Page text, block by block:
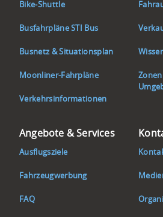
Bike-Shuttle
Busfahrpläne STI Bus
Busnetz & Situationsplan
Moonliner-Fahrpläne
Verkehrsinformationen
Angebote & Services
Ausflugsziele
Fahrzeugwerbung
FAQ